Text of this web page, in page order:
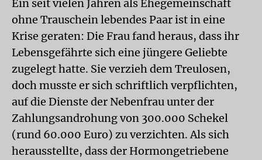
Ein seit vielen Jahren als Ehegemeinschaft
ohne Trauschein lebendes Paar ist in eine
Krise geraten: Die Frau fand heraus, dass ihr
Lebensgefährte sich eine jüngere Geliebte
zugelegt hatte. Sie verzieh dem Treulosen,
doch musste er sich schriftlich verpflichten,
auf die Dienste der Nebenfrau unter der
Zahlungsandrohung von 300.000 Schekel
(rund 60.000 Euro) zu verzichten. Als sich
herausstellte, dass der Hormongetriebene